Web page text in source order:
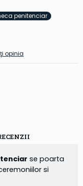
penitenciar
opinia
se poarta
si